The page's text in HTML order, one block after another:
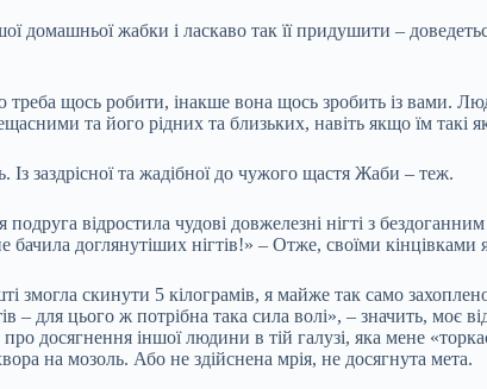
жабки і ласкаво так її придушити –
щось робити, інакше вона щось зробить із вами.
та його рідних та близьких, навіть якщо їм такі
заздрісної та жадібної до чужого щастя Жаби – теж.
відростила чудові довжелезні нігті з
доглянутіших нігтів!» – Отже, своїми кінцівками
змогла скинути 5 кілограмів, я майже так само
для цього ж потрібна така сила волі», – значить, моє
іншої людини в тій галузі, яка мене
на мозоль. Або не здійснена мрія, не досягнута мета.